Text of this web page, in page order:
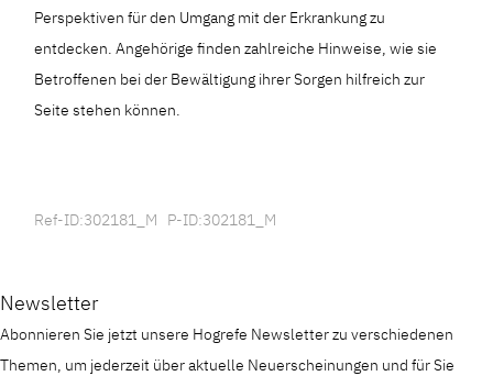
Perspektiven für den Umgang mit der Erkrankung zu
entdecken. Angehörige finden zahlreiche Hinweise, wie sie
Betroffenen bei der Bewältigung ihrer Sorgen hilfreich zur
Seite stehen können.
Ref-ID:302181_M P-ID:302181_M
Newsletter
Abonnieren Sie jetzt unsere Hogrefe Newsletter zu verschiedenen
Themen, um jederzeit über aktuelle Neuerscheinungen und für Sie